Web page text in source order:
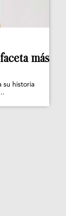
más
su historia